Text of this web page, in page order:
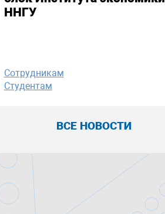
ННГУ
Сотрудникам
Студентам
ВСЕ НОВОСТИ